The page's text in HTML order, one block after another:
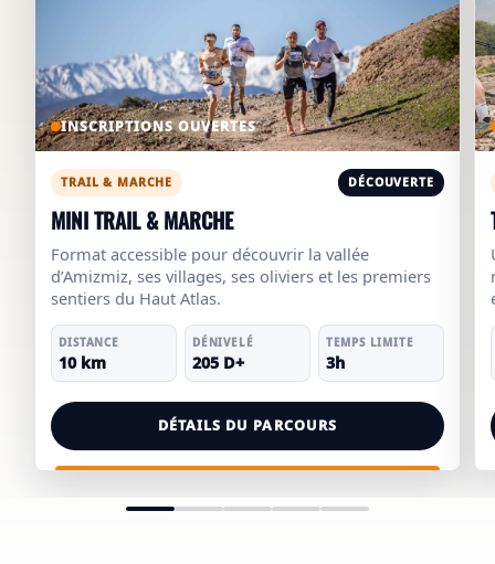
INSCRIPTIONS OUVERTES
TRAIL & MARCHE DÉCOUVERTE
MINI TRAIL & MARCHE
Format accessible pour découvrir la vallée
d’Amizmiz, ses villages, ses oliviers et les premiers
sentiers du Haut Atlas.
DISTANCE
10 km
DÉNIVELÉ
205 D+
TEMPS LIMITE
3h
DÉTAILS DU PARCOURS